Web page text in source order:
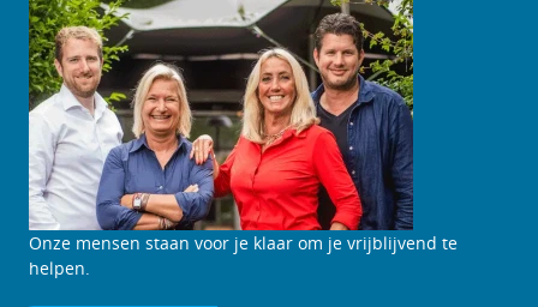
Studieadviesgesprek
aanvragen
Onze mensen staan voor je klaar om je vrijblijvend te
helpen.